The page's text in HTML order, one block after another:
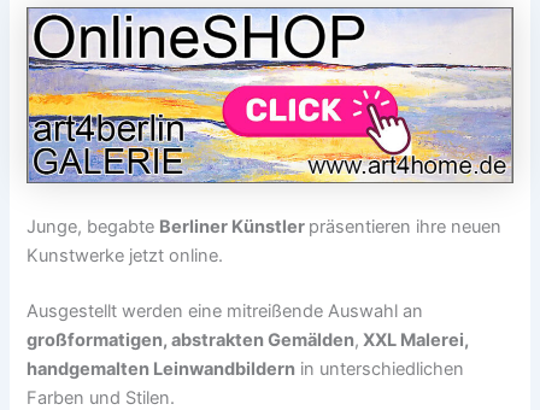
Junge, begabte Berliner Künstler präsentieren ihre neuen
Kunstwerke jetzt online.
Ausgestellt werden eine mitreißende Auswahl an
großformatigen, abstrakten Gemälden, XXL Malerei,
handgemalten Leinwandbildern in unterschiedlichen
Farben und Stilen.